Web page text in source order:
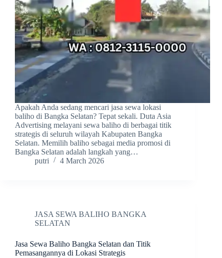
Apakah Anda sedang mencari jasa sewa lokasi
baliho di Bangka Selatan? Tepat sekali. Duta Asia
Advertising melayani sewa baliho di berbagai titik
strategis di seluruh wilayah Kabupaten Bangka
Selatan. Memilih baliho sebagai media promosi di
Bangka Selatan adalah langkah yang…
putri
4 March 2026
JASA SEWA BALIHO BANGKA
SELATAN
Jasa Sewa Baliho Bangka Selatan dan Titik
Pemasangannya di Lokasi Strategis